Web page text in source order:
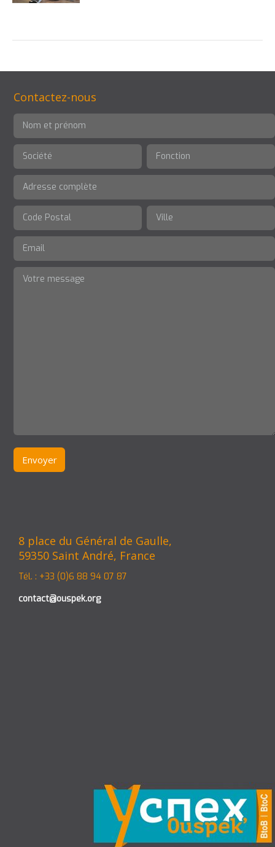
Contactez-nous
8 place du Général de Gaulle,
59350 Saint André, France
Tél. : +33 (0)6 88 94 07 87
contact@ouspek.org